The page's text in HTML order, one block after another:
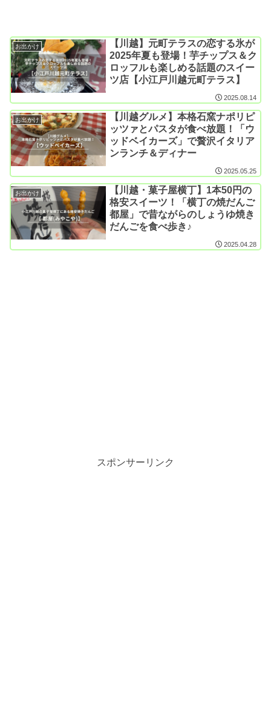
お出かけ
【川越】元町テラスの恋する氷が
2025年夏も登場！芋チップス＆ク
ロッフルも楽しめる話題のスイー
ツ店【小江戸川越元町テラス】
2025.08.14
お出かけ
【川越グルメ】本格石窯ナポリピ
ッツァとパスタが食べ放題！「ウ
ッドベイカーズ」で贅沢イタリア
ンランチ＆ディナー
2025.05.25
お出かけ
【川越・菓子屋横丁】1本50円の
格安スイーツ！「横丁の焼だんご
都屋」で昔ながらのしょうゆ焼き
だんごを食べ歩き♪
2025.04.28
スポンサーリンク